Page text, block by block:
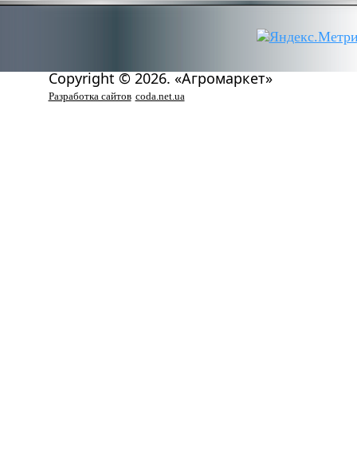
Copyright © 2026. «Агромаркет»
Разработка сайтов coda.net.ua